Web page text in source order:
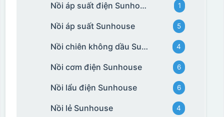
Nồi áp suất điện Sunhouse 1
Nồi áp suất Sunhouse 5
Nồi chiên không dầu Sunhouse 4
Nồi cơm điện Sunhouse 6
Nồi lẩu điện Sunhouse 6
Nồi lẻ Sunhouse 4